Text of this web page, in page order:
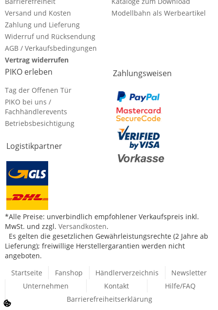
Versand und Kosten
Zahlung und Lieferung
Widerruf und Rücksendung
AGB / Verkaufsbedingungen
Vertrag widerrufen
Modellbahn als Werbeartikel
PIKO erleben
Tag der Offenen Tür
PIKO bei uns /
Fachhändlerevents
Betriebsbesichtigung
Logistikpartner
Zahlungsweisen
*Alle Preise: unverbindlich empfohlener Verkaufspreis inkl.
MwSt. und zzgl. Versandkosten.
Es gelten die gesetzlichen Gewährleistungsrechte (2 Jahre ab
Lieferung); freiwillige Herstellergarantien werden nicht
angeboten.
Startseite
Fanshop Händlerverzeichnis
Newsletter
Unternehmen
Kontakt
Hilfe/FAQ
Barrierefreiheitserklärung